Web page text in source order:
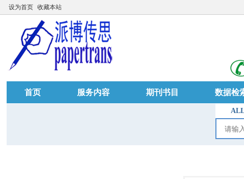
设为首页 收藏本站
首页 服务内容 期刊书目 数据检